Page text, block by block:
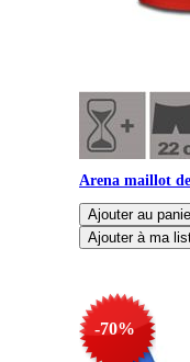
Arena maillot
-70%